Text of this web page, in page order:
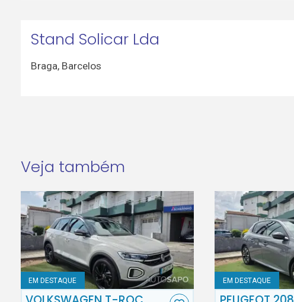
Stand Solicar Lda
Braga, Barcelos
Veja também
EM DESTAQUE EM DESTAQUE